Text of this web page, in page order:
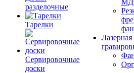
разделочные
Тарелки
Сервировочные
доски
Лазерная